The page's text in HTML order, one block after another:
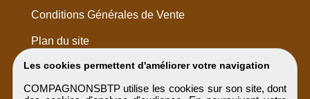
Les cookies permettent d'améliorer votre navigation
COMPAGNONSBTP utilise les cookies sur son site, dont
Conditions Générales de Vente
Plan du site